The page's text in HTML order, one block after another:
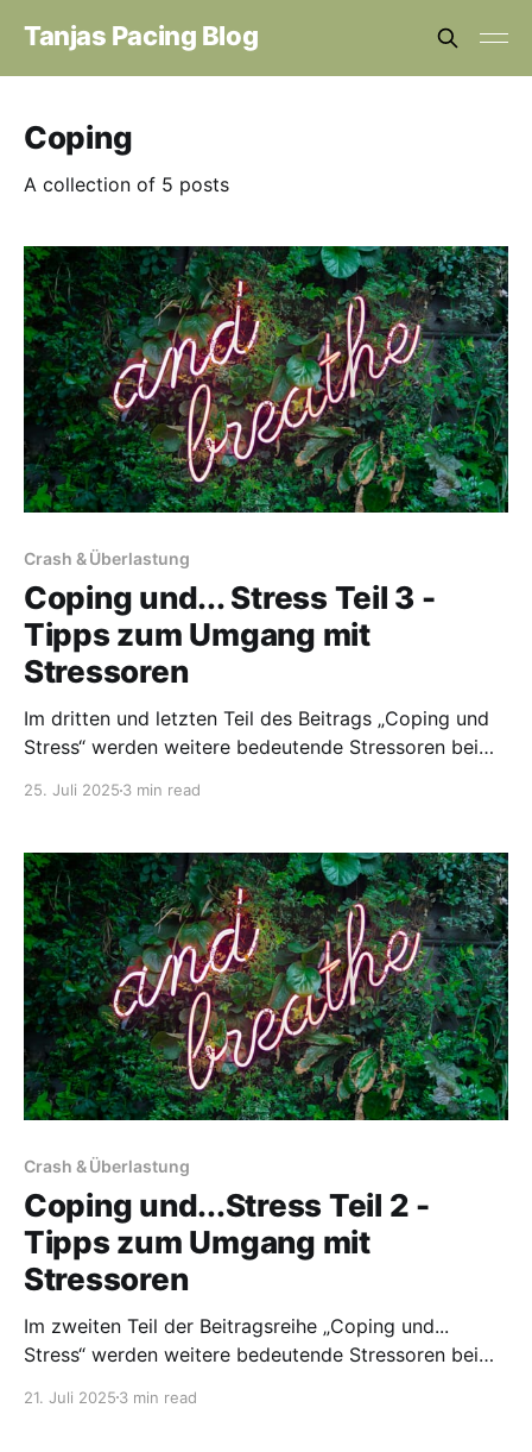
Tanjas Pacing Blog
Coping
A collection of 5 posts
Crash & Überlastung
Coping und... Stress Teil 3 -
Tipps zum Umgang mit
Stressoren
Im dritten und letzten Teil des Beitrags „Coping und
Stress“ werden weitere bedeutende Stressoren bei
darauf, wie Betroffene diese Stressoren erkennen und
bewältigen können, um eine Verschlechterung der
Symptome zu vermeiden. Neben praktischen Coping-
Tipps bieten auch
25. Juli 2025 3 min read
Crash & Überlastung
Coping und...Stress Teil 2 -
Tipps zum Umgang mit
Stressoren
Im zweiten Teil der Beitragsreihe „Coping und...
Stress“ werden weitere bedeutende Stressoren bei
Belastungen, sensorische Reize, Infektionen und
21. Juli 2025 3 min read